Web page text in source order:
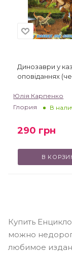
Динозаври у
оповіданнях
Юлія Карпенко
Глория
В
290 грн
В
Купить
можно
любимое